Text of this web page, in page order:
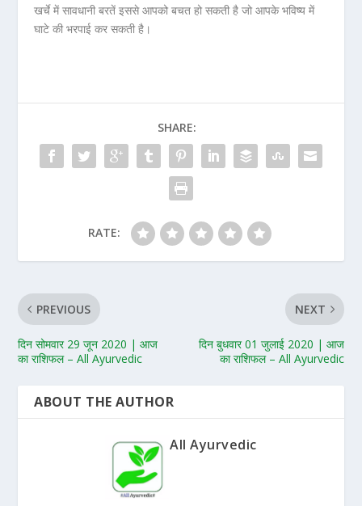
खर्चे में सावधानी बरतें इससे आपको बचत हो सकती है जो आपके भविष्य में
घाटे की भरपाई कर सकती है।
SHARE:
RATE:
PREVIOUS
दिन सोमवार 29 जून 2020 | आज
का राशिफल – All Ayurvedic
NEXT
दिन बुधवार 01 जुलाई 2020 | आज
का राशिफल – All Ayurvedic
ABOUT THE AUTHOR
All Ayurvedic